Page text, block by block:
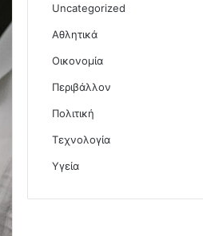
Uncategorized
Αθλητικά
Οικονομία
Περιβάλλον
Πολιτική
Τεχνολογία
Υγεία